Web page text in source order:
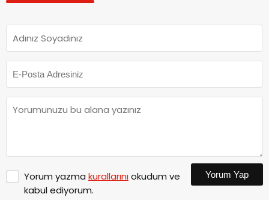
Yorum yazma kurallarınıokudum ve
kabul ediyorum.
Yorum Yap